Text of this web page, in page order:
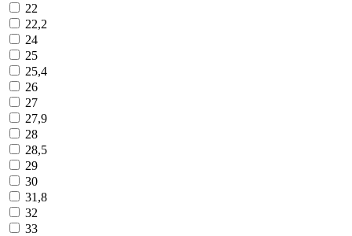
22
22,2
24
25
25,4
26
27
27,9
28
28,5
29
30
31,8
32
33